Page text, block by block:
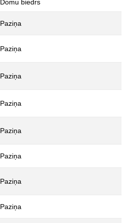
Domu biedrs
Paziņa
Paziņa
Paziņa
Paziņa
Paziņa
Paziņa
Paziņa
Paziņa